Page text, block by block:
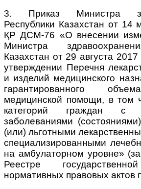
3. Приказ Министра
Республики Казахстан от
ҚР ДСМ-76 «О внесении
Министра
Казахстан от 29 августа
утверждении Перечня
и изделий медицинского
гарантированного
медицинской помощи, в том
категорий граждан с
заболеваниями
(или) льготными
специализированными
на амбулаторном уровне»
Реестре
нормативных правовых актов